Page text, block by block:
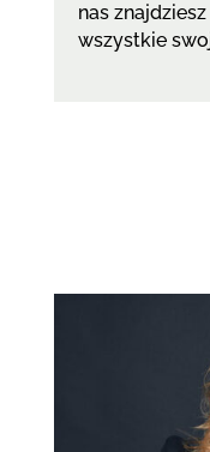
nas
wszystkie